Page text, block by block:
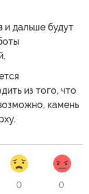
и дальше будут
из того, что
камень
0 0